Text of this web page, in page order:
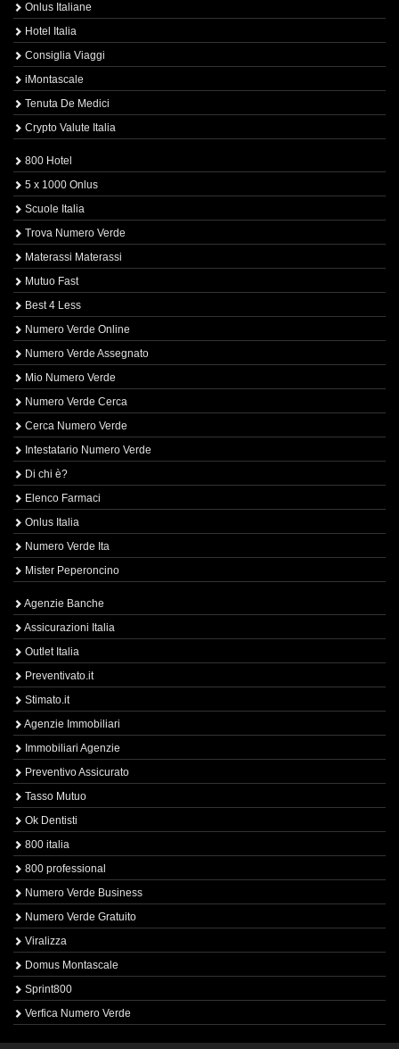
Onlus Italiane
Hotel Italia
Consiglia Viaggi
iMontascale
Tenuta De Medici
Crypto Valute Italia
800 Hotel
5 x 1000 Onlus
Scuole Italia
Trova Numero Verde
Materassi Materassi
Mutuo Fast
Best 4 Less
Numero Verde Online
Numero Verde Assegnato
Mio Numero Verde
Numero Verde Cerca
Cerca Numero Verde
Intestatario Numero Verde
Di chi è?
Elenco Farmaci
Onlus Italia
Numero Verde Ita
Mister Peperoncino
Agenzie Banche
Assicurazioni Italia
Outlet Italia
Preventivato.it
Stimato.it
Agenzie Immobiliari
Immobiliari Agenzie
Preventivo Assicurato
Tasso Mutuo
Ok Dentisti
800 italia
800 professional
Numero Verde Business
Numero Verde Gratuito
Viralizza
Domus Montascale
Sprint800
Verfica Numero Verde